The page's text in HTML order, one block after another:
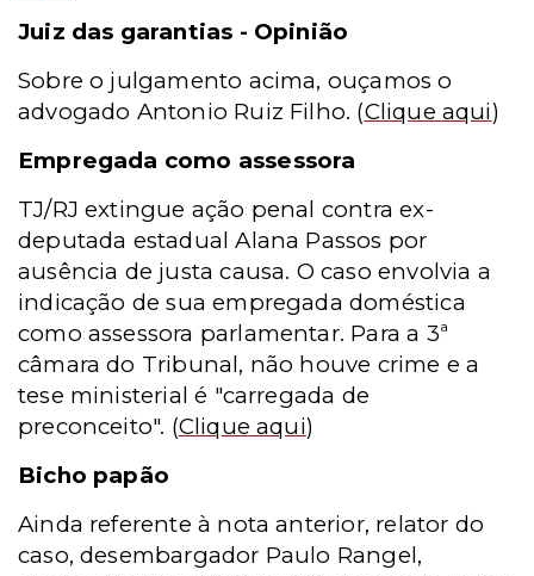
Juiz das garantias - Opinião
Sobre o julgamento acima, ouçamos o
advogado Antonio Ruiz Filho. (Clique aqui)
Empregada como assessora
TJ/RJ extingue ação penal contra ex-
deputada estadual Alana Passos por
ausência de justa causa. O caso envolvia a
indicação de sua empregada doméstica
como assessora parlamentar. Para a 3ª
câmara do Tribunal, não houve crime e a
tese ministerial é "carregada de
preconceito". (Clique aqui)
Bicho papão
Ainda referente à nota anterior, relator do
caso, desembargador Paulo Rangel,